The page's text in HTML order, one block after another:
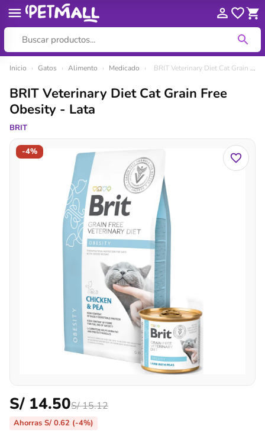
contenido
Inicio › Gatos › Alimento › Medicado › BRIT Veterinary Diet Cat Grain Free Obesity - Lata
-4%
BRIT Veterinary Diet Cat Grain Free
Obesity - Lata
BRIT
S/ 14.50S/15.12
Ahorras S/ 0.62 (-4%)